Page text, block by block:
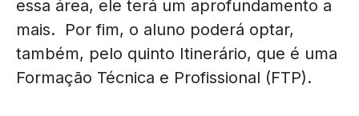
essa área, ele terá um aprofundamento a
mais. Por fim, o aluno poderá optar,
também, pelo quinto Itinerário, que é uma
Formação Técnica e Profissional (FTP).